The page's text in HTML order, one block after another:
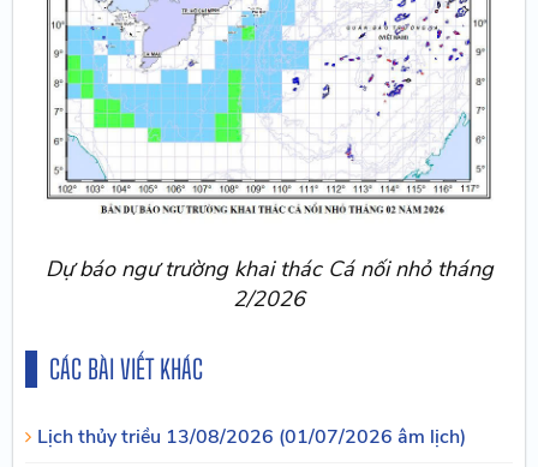
Dự báo ngư trường khai thác Cá nối nhỏ tháng
2/2026
CÁC BÀI VIẾT KHÁC
Lịch thủy triều 13/08/2026 (01/07/2026 âm lịch)